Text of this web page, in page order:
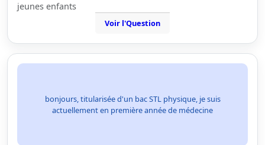
jeunes enfants
Voir l'Question
bonjours, titularisée d'un bac STL physique, je suis
actuellement en première année de médecine